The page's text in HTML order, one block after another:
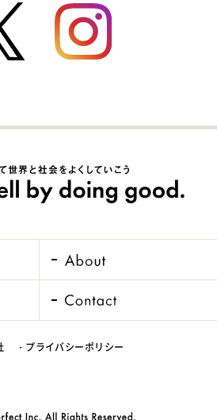
・プライバシーポリシー